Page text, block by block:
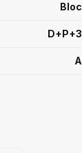
Bloc
D+P+3
A